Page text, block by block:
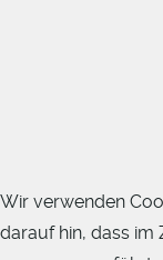
Wir verwenden
darauf hin, dass im